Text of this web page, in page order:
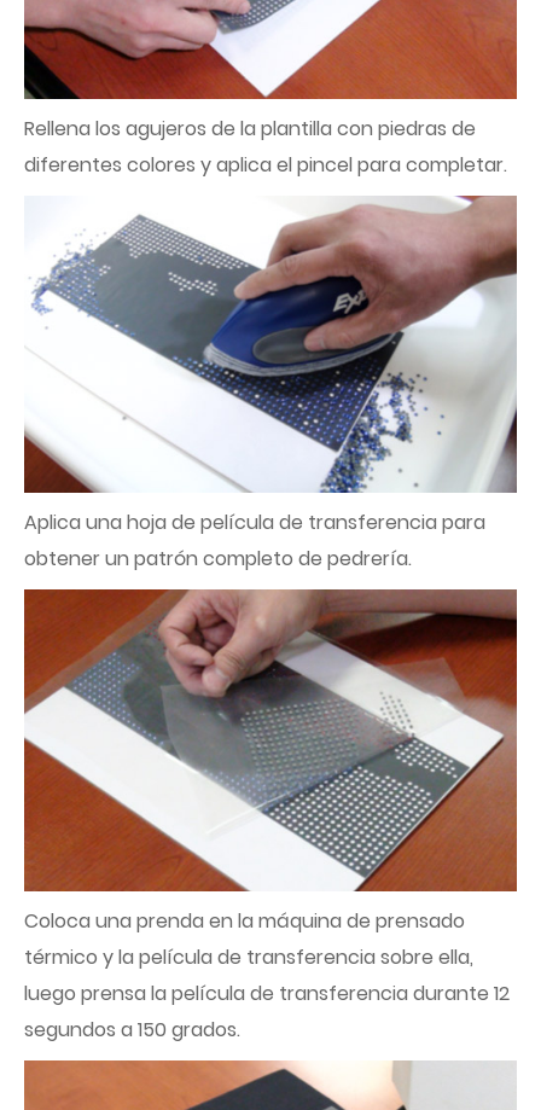
Rellena los agujeros de la plantilla con piedras de
diferentes colores y aplica el pincel para completar.
Aplica una hoja de película de transferencia para
obtener un patrón completo de pedrería.
Coloca una prenda en la máquina de prensado
térmico y la película de transferencia sobre ella,
luego prensa la película de transferencia durante 12
segundos a 150 grados.